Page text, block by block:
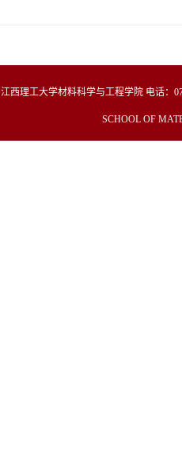
Copyright© 2019 材料冶金化学学部 All
江西理工大学材料科学与工程学院 电话：
SCHOOL OF